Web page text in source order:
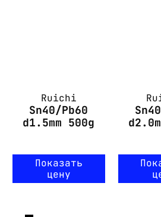
Ruichi
Sn40/Pb60
d1.5mm 500g
Показать
цену